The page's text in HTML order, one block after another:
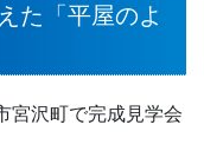
た「平屋のよ
宮沢町で完成見学会